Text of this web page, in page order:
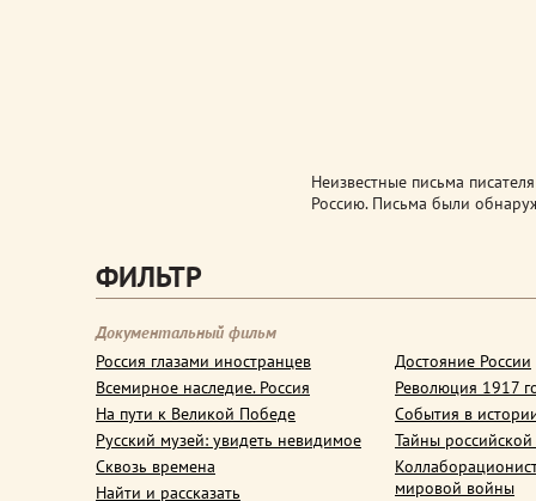
Неизвестные письма
Россию. Письма были
ФИЛЬТР
Документальный фильм
Россия глазами иностранцев
Всемирное наследие. Россия
На пути к Великой Победе
Русский музей: увидеть невидимое
Сквозь времена
Найти и рассказать
Достояние России
Революция 1917
События в
Тайны
мировой войны